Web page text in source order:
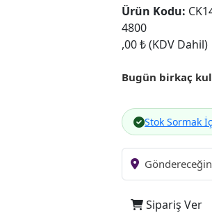
Ürün Kodu:
4800
,00 ₺(KDV Dahil)
Bugün birkaç
Stok Sormak
Sipariş Ver